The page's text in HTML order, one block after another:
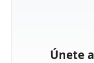
Únete